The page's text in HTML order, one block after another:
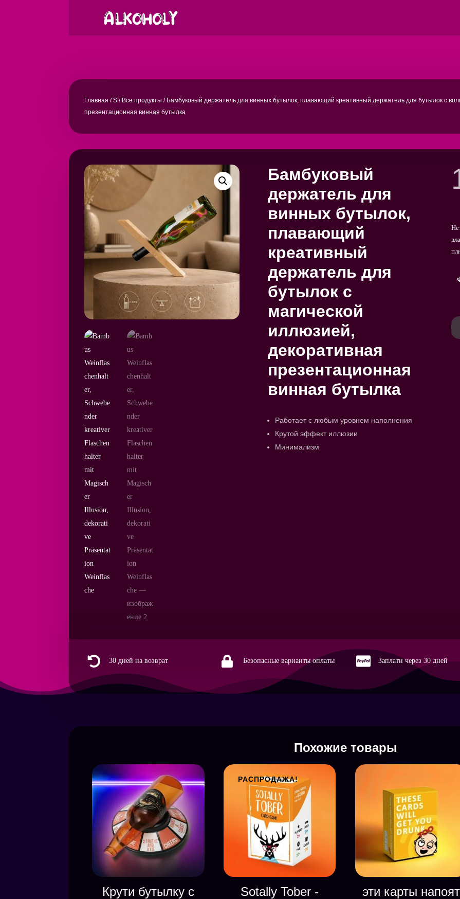
Главная /S / Все продукты / Бамбуковый держатель для винных бутылок, плавающий креативный держатель для бутылок с
презентационная винная бутылка
Бамбуковый
держатель для
винных бутылок,
плавающий
креативный
держатель для
бутылок с
магической
иллюзией,
декоративная
презентационная
винная бутылка
Работает с любым уровнем наполнения
Крутой эффект иллюзии
Минимализм
 30 дней на возврат  Безопасные варианты оплаты  Заплати через 30 дней
Похожие товары
Крути бутылку с
РАСПРОДАЖА!
Sotally Tober -
эти карты напоят